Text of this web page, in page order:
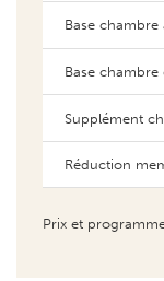
Base
Base
Supplément
Réduction
Prix et